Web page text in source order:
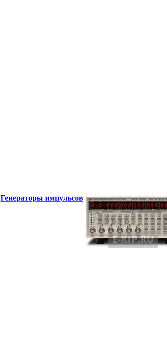
Генераторы импульсов